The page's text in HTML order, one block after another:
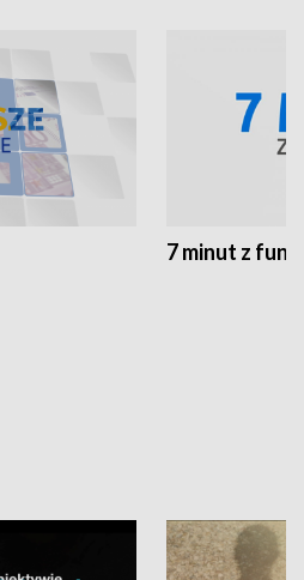
7 minut z